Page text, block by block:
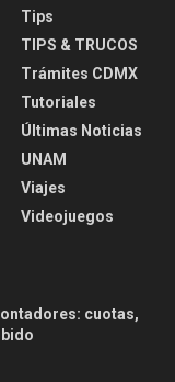
Tips
TIPS & TRUCOS
Trámites CDMX
Tutoriales
Últimas Noticias
UNAM
Viajes
Videojuegos
cuotas,